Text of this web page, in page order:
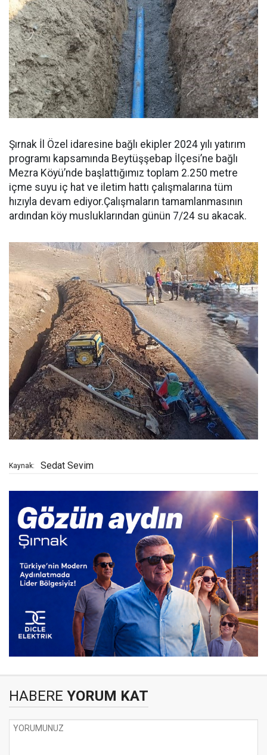
Şırnak İl Özel idaresine bağlı ekipler 2024 yılı yatırım
programı kapsamında Beytüşşebap İlçesi’ne bağlı
Mezra Köyü’nde başlattığımız toplam 2.250 metre
içme suyu iç hat ve iletim hattı çalışmalarına tüm
hızıyla devam ediyor.Çalışmaların tamamlanmasının
ardından köy musluklarından günün 7/24 su akacak.
Kaynak: Sedat Sevim
HABERE YORUM KAT